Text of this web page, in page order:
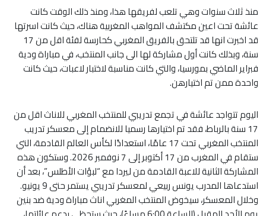
منذ ثلاث سنوات وهي تلعب لفريقها هذا، ومنذ ذلك الوقت كانت
عائشة تحت اعين مكتشف المواهب المغربية هناك، حيث كانت اسرتها
قد اخبرت انها قد تلتحق بالفريق المغربي كحارسة لفئة اقل من 17
سنة، وبذلك كانت أول مشاركة لها الى جانب المنتخب، في مباراة ودية
فبراير الماضي بمورسيا، والتي كانت مناسبة لاختبار لاعبات، حيث كانت
واحدة ممن تم اختيارهن.
اليوم تتواجد عائشة في تجمع تدريبي للمنتخب المغربي للاناث اقل من
17 سنة بالرباط، فقد تم اختيارها رسميا للانضمام إلى معسكر تدريب
المنتخب المغربي تحت 17 عامًا، استعدادًا لكأس العالم القادمة، التي
ستقام في المغرب من 17 أكتوبر إلى 7 نوفمبر 2026. وستكون هذه
المشاركة الثانية للاعبة القادمة من ليردا مع “لبؤات الأطلس”، بعد أن
استدعاها المدرب يونس ربيعي لمعسكر تدريبي يستمر حتى 9 يونيو.
وخلال المعسكر، سيخوض المنتخب المغربي اناث مباراة ودية ضد بنين